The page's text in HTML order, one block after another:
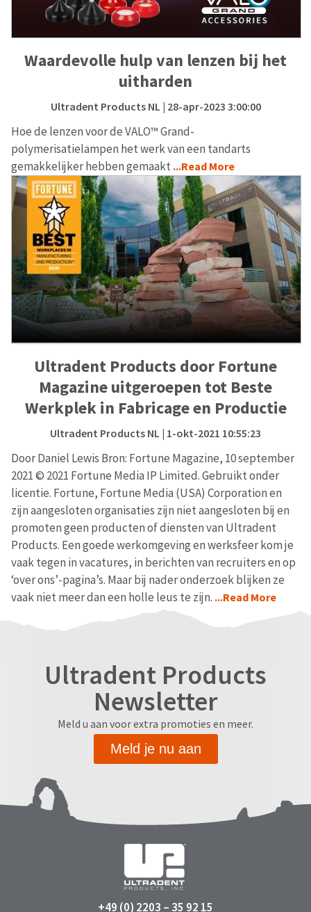
Waardevolle hulp van lenzen bij het
uitharden
Ultradent Products NL | 28-apr-2023 3:00:00
Hoe de lenzen voor de VALO™ Grand-
polymerisatielampen het werk van een tandarts
gemakkelijker hebben gemaakt ...Read More
Ultradent Products door Fortune
Magazine uitgeroepen tot Beste
Werkplek in Fabricage en Productie
Ultradent Products NL | 1-okt-2021 10:55:23
Door Daniel Lewis Bron: Fortune Magazine, 10 september
2021 © 2021 Fortune Media IP Limited. Gebruikt onder
licentie. Fortune, Fortune Media (USA) Corporation en
zijn aangesloten organisaties zijn niet aangesloten bij en
promoten geen producten of diensten van Ultradent
Products. Een goede werkomgeving en werksfeer kom je
vaak tegen in vacatures, in berichten van recruiters en op
‘over ons’-pagina’s. Maar bij nader onderzoek blijken ze
vaak niet meer dan een holle leus te zijn. ...Read More
Ultradent Products
Newsletter
Meld u aan voor extra promoties en meer.
Meld je nu aan
+49 (0) 2203 – 35 92 15